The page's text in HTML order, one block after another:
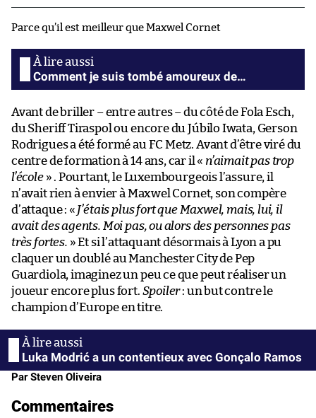
Parce qu’il est meilleur que Maxwel Cornet
Comment je suis tombé amoureux de…
Avant de briller – entre autres – du côté de Fola Esch,
du Sheriff Tiraspol ou encore du Júbilo Iwata, Gerson
Rodrigues a été formé au FC Metz. Avant d’être viré du
centre de formation à 14 ans, car il « n’aimait pas trop
l’école» . Pourtant, le Luxembourgeois l’assure, il
n’avait rien à envier à Maxwel Cornet, son compère
d’attaque : « J’étais plus fort que Maxwel, mais, lui, il
avait des agents. Moi pas, ou alors des personnes pas
très fortes. » Et si l’attaquant désormais à Lyon a pu
claquer un doublé au Manchester City de Pep
Guardiola, imaginez un peu ce que peut réaliser un
joueur encore plus fort. Spoiler: un but contre le
champion d’Europe en titre.
Luka Modrić a un contentieux avec Gonçalo Ramos
Par Steven Oliveira
Commentaires